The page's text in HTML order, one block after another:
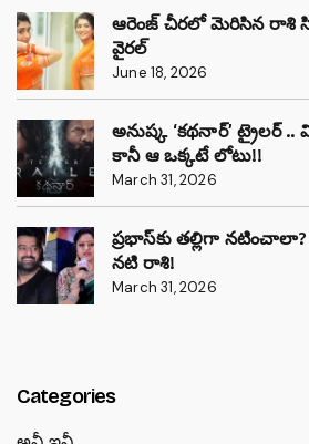
ఆరెంజ్ చీరలో మెరిసిన రాశి
వైరల్
June 18, 2026
అనుష్క ‘కథనార్’
కానీ ఆ ఒక్కటే లోటు!!
March 31, 2026
ప్రభాస్‌కు తల్లిగా
నటి రాశి!
March 31, 2026
Categories